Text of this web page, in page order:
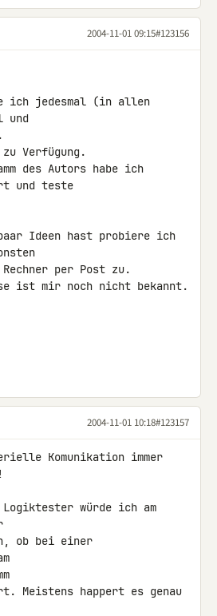
2004-11-01 09:15#123156
ich jedesmal (in allen
und
Verfügung.
des Autors habe ich
und teste
Ideen hast probiere ich
per Post zu.
ist mir noch nicht bekannt.
2004-11-01 10:18#123157
Komunikation immer
würde ich am
ob bei einer
Meistens happert es genau